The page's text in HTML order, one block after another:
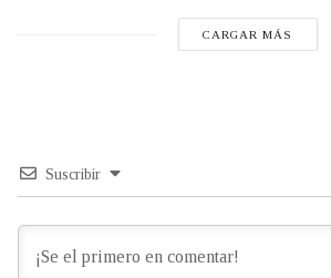
CARGAR MÁS
Suscribir